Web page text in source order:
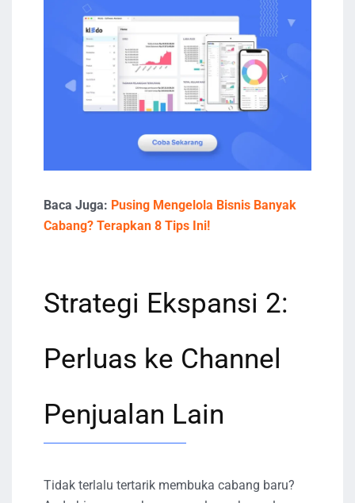
Baca Juga: Pusing Mengelola Bisnis Banyak
Cabang? Terapkan 8 Tips Ini!
Strategi Ekspansi 2:
Perluas ke Channel
Penjualan Lain
Tidak terlalu tertarik membuka cabang baru?